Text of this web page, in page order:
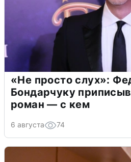
«Не просто слух»:
Бондарчуку
роман — с кем
6 августа 74